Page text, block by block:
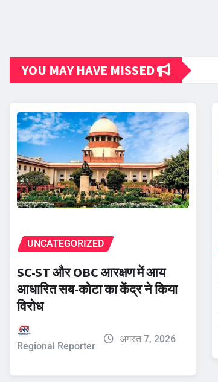
YOU MAY HAVE MISSED
UNCATEGORIZED
SC-ST और OBC आरक्षण में आय
आधारित सब-कोटा का केंद्र ने किया
विरोध
Regional Reporter
अगस्त 7, 2026